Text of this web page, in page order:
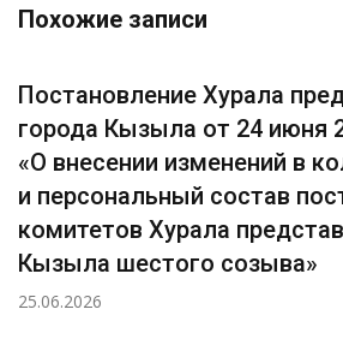
Похожие записи
Постановление Хурала
города Кызыла от 24 июня
«О внесении изменений в
и персональный состав
комитетов Хурала
Кызыла шестого созыва»
25.06.2026